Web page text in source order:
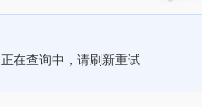
正在查询中，请刷新重试